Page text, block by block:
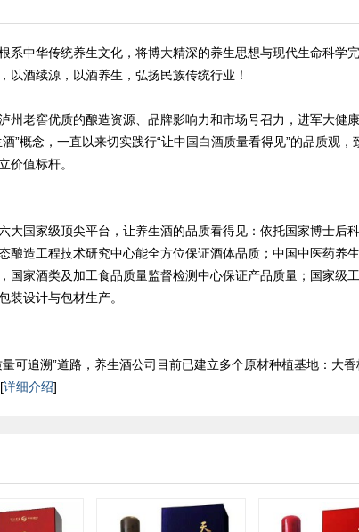
系中华传统养生文化，将博大精深的养生思想与现代生命科学
以酒续源，以酒养生，弘扬民族传统行业！
州老窖优质的酿造资源、品牌影响力和市场号召力，进军大健
”概念，一直以来切实践行“让中国白酒质量看得见”的品质观，
价值标杆。
大国家级顶尖平台，让养生酒的品质看得见：依托国家博士后
酿造工程技术研究中心能全方位保证酒体品质；中国中医药养
国家酒类及加工食品质量监督检测中心保证产品质量；国家级
装设计与包材生产。
可追溯”道路，养生酒公司目前已建立多个原材种植基地：大
详细介绍]